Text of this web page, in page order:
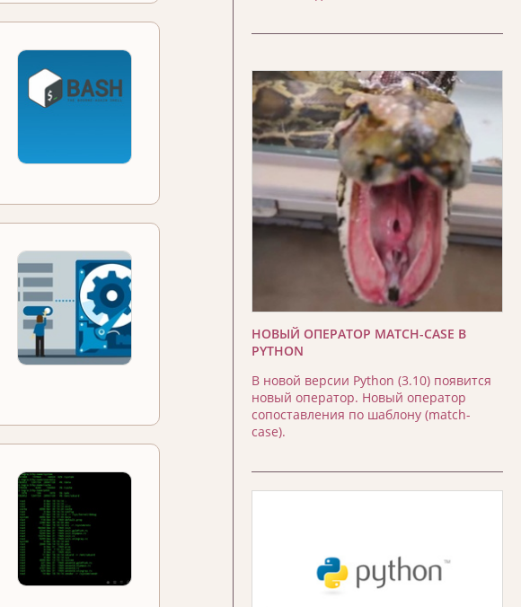
НОВЫЙ ОПЕРАТОР MATCH-CASE В
PYTHON
В новой версии Python (3.10) появится
новый оператор. Новый оператор
сопоставления по шаблону (match-
case).